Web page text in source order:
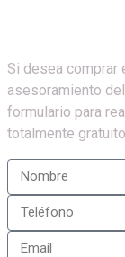
Si desea comprar
asesoramiento del
formulario para
totalmente gratuito.